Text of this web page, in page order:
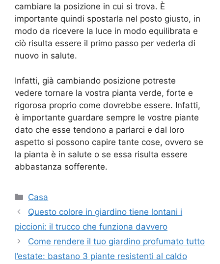
cambiare la posizione in cui si trova. È
importante quindi spostarla nel posto giusto, in
modo da ricevere la luce in modo equilibrata e
ciò risulta essere il primo passo per vederla di
nuovo in salute.
Infatti, già cambiando posizione potreste
vedere tornare la vostra pianta verde, forte e
rigorosa proprio come dovrebbe essere. Infatti,
è importante guardare sempre le vostre piante
dato che esse tendono a parlarci e dal loro
aspetto si possono capire tante cose, ovvero se
la pianta è in salute o se essa risulta essere
abbastanza sofferente.
Categorie
Casa
Questo colore in giardino tiene lontani i
piccioni: il trucco che funziona davvero
Come rendere il tuo giardino profumato tutto
l’estate: bastano 3 piante resistenti al caldo